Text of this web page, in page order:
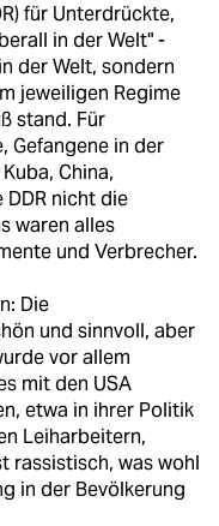
für Unterdrückte,
in der Welt" -
der Welt, sondern
jeweiligen Regime
stand. Für
Gefangene in der
China,
nicht die
waren alles
und Verbrecher.
Die
und sinnvoll, aber
vor allem
mit den USA
etwa in ihrer Politik
Leiharbeitern,
rassistisch, was wohl
in der Bevölkerung